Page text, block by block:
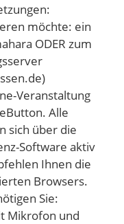
möchte: ein
ODER zum
Veranstaltung
Alle
sich über die
Software aktiv
Ihnen die
Browsers.
Sie:
Mikrofon und